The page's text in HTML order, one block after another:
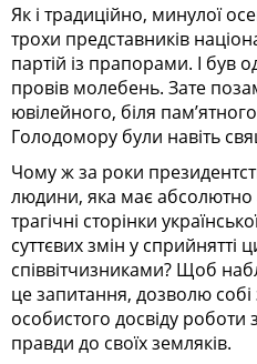
Як і традиційно, минулої
трохи представників
партій із прапорами. І був
провів молебень. Зате
ювілейного, біля
Голодомо­ру були навіть
Чому ж за роки
людини, яка має абсолютно
трагічні сторінки
суттєвих змін у
співвітчизниками? Щоб
це запитання, дозволю
особистого досвіду роботи
правди до своїх земляків.